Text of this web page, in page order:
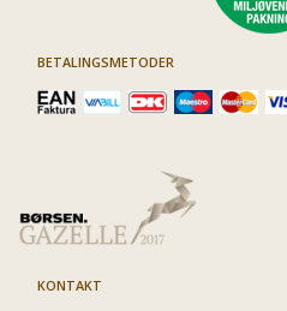
BETALINGSMETODER
KONTAKT